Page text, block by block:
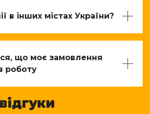
в інших містах України?
що моє замовлення
роботу